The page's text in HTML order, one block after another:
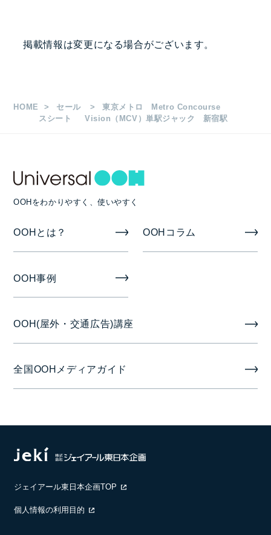
5:00～24:00
入稿素材
動画または静止画
月曜日
音声
掲載情報は変更になる場合がございます。
HOME
セール
スシート
東京メトロ Metro Concourse
Vision（MCV）単駅ジャック 新宿駅
OOHをわかりやすく、使いやすく
OOHとは？ OOHコラム
OOH事例
OOH(屋外・交通広告)講座
全国OOHメディアガイド
ジェイアール東日本企画TOP
個人情報の利用目的